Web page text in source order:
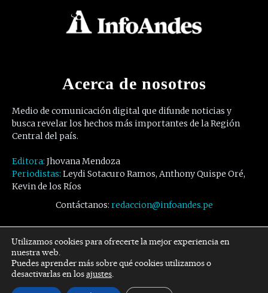
Acerca de nosotros
Medio de comunicación digital que difunde noticias y
busca revelar los hechos más importantes de la Región
Central del país.
Editora: Jhovana Mendoza
Periodistas: Leydi Sotacuro Ramos, Anthony Quispe Oré,
Kevin de los Ríos
Contáctanos: redaccion@infoandes.pe
Síguenos
Facebook Twitter Youtube
Utilizamos cookies para ofrecerte la mejor experiencia en
nuestra web.
Puedes aprender más sobre qué cookies utilizamos o
desactivarlas en losajustes.